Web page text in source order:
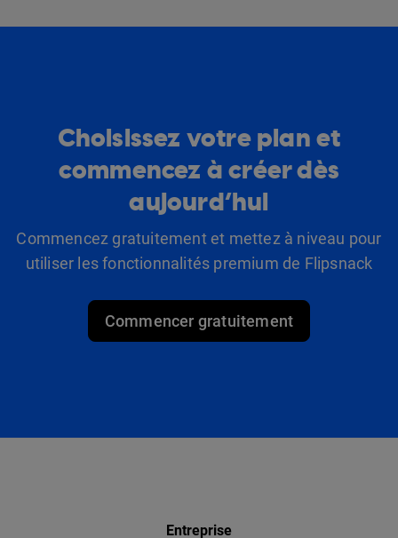
Choisissez votre plan et
commencez à créer dès
aujourd’hui
Commencez gratuitement et mettez à niveau pour
utiliser les fonctionnalités premium de Flipsnack
Commencer gratuitement
Entreprise